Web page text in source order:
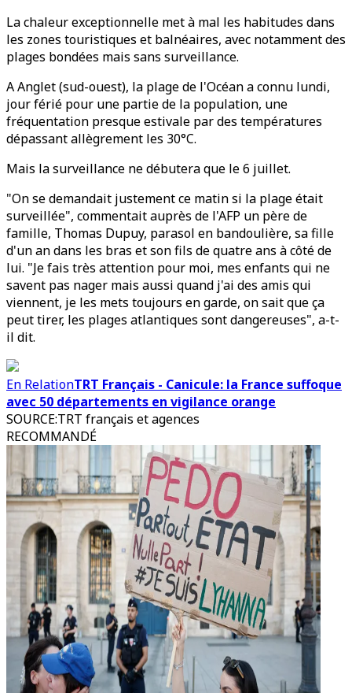
La chaleur exceptionnelle met à mal les habitudes dans
les zones touristiques et balnéaires, avec notamment des
plages bondées mais sans surveillance.
A Anglet (sud-ouest), la plage de l'Océan a connu lundi,
jour férié pour une partie de la population, une
fréquentation presque estivale par des températures
dépassant allègrement les 30°C.
Mais la surveillance ne débutera que le 6 juillet.
"On se demandait justement ce matin si la plage était
surveillée", commentait auprès de l'AFP un père de
famille, Thomas Dupuy, parasol en bandoulière, sa fille
d'un an dans les bras et son fils de quatre ans à côté de
lui. "Je fais très attention pour moi, mes enfants qui ne
savent pas nager mais aussi quand j'ai des amis qui
viennent, je les mets toujours en garde, on sait que ça
peut tirer, les plages atlantiques sont dangereuses", a-t-
il dit.
En RelationTRT Français - Canicule: la France suffoque
avec 50 départements en vigilance orange
SOURCE:TRT français et agences
RECOMMANDÉ